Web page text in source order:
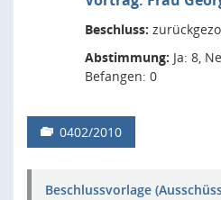
Beschluss:
Abstimmung: Ja: 8,
Befangen: 0
0402/2010
Beschlussvorlage